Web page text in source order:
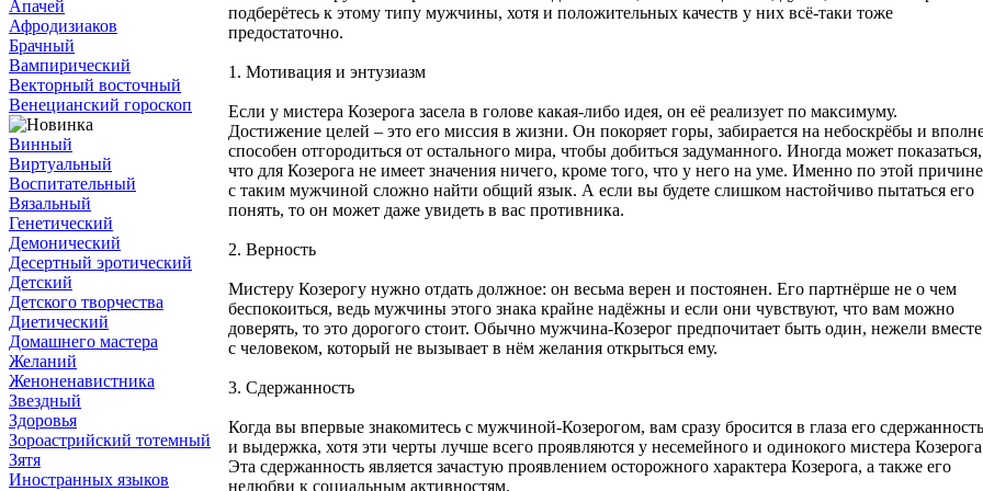
Апачей
Афродизиаков
Брачный
Вампирический
Векторный восточный
Венецианский гороскоп
Винный
Виртуальный
Воспитательный
Вязальный
Генетический
Демонический
Десертный эротический
Детский
Детского творчества
Диетический
Домашнего мастера
Желаний
Женоненавистника
Звездный
Здоровья
Зороастрийский тотемный
Зятя
Иностранных языков
подберётесь к этому типу мужчины, хотя и положительных качеств у них всё-таки тоже
предостаточно.
1. Мотивация и энтузиазм
Если у мистера Козерога засела в голове какая-либо идея, он её реализует по максимуму.
Достижение целей – это его миссия в жизни. Он покоряет горы, забирается на небоскрёбы и
способен отгородиться от остального мира, чтобы добиться задуманного. Иногда может показаться,
что для Козерога не имеет значения ничего, кроме того, что у него на уме. Именно по этой причине
с таким мужчиной сложно найти общий язык. А если вы будете слишком настойчиво пытаться его
понять, то он может даже увидеть в вас противника.
2. Верность
Мистеру Козерогу нужно отдать должное: он весьма верен и постоянен. Его партнёрше не о чем
беспокоиться, ведь мужчины этого знака крайне надёжны и если они чувствуют, что вам можно
доверять, то это дорогого стоит. Обычно мужчина-Козерог предпочитает быть один, нежели вместе
с человеком, который не вызывает в нём желания открыться ему.
3. Сдержанность
Когда вы впервые знакомитесь с мужчиной-Козерогом, вам сразу бросится в глаза его сдержанность
и выдержка, хотя эти черты лучше всего проявляются у несемейного и одинокого мистера
Эта сдержанность является зачастую проявлением осторожного характера Козерога, а также его
нелюбви к социальным активностям.